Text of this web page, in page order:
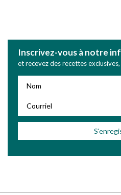
Inscrivez-vous à notre
et recevez des recettes